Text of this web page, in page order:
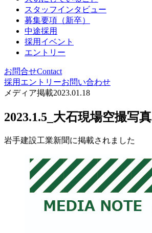
スタッフインタビュー
募集要項（新卒）
中途採用
採用イベント
エントリー
お問合せContact
採用エントリーお問い合わせ
メディア掲載2023.01.18
2023.1.5_大石現場空撮写真
岩手建設工業新聞に掲載されました